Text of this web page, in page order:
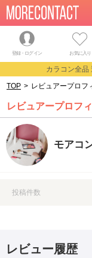
登録・ログイン お気に入り
カラコン全品
TOP > レビュアープロフ
レビュアープロフ
モアコ
投稿件数
レビュー履歴